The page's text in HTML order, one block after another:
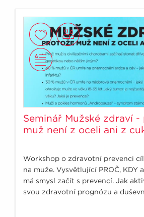
Seminář Mužské zdraví
muž není z oceli ani z
Workshop o zdravotní prevenci
na muže. Vysvětlující PROČ, KDY
má smysl začít s prevencí. Jak
svou zdravotní prognózu a